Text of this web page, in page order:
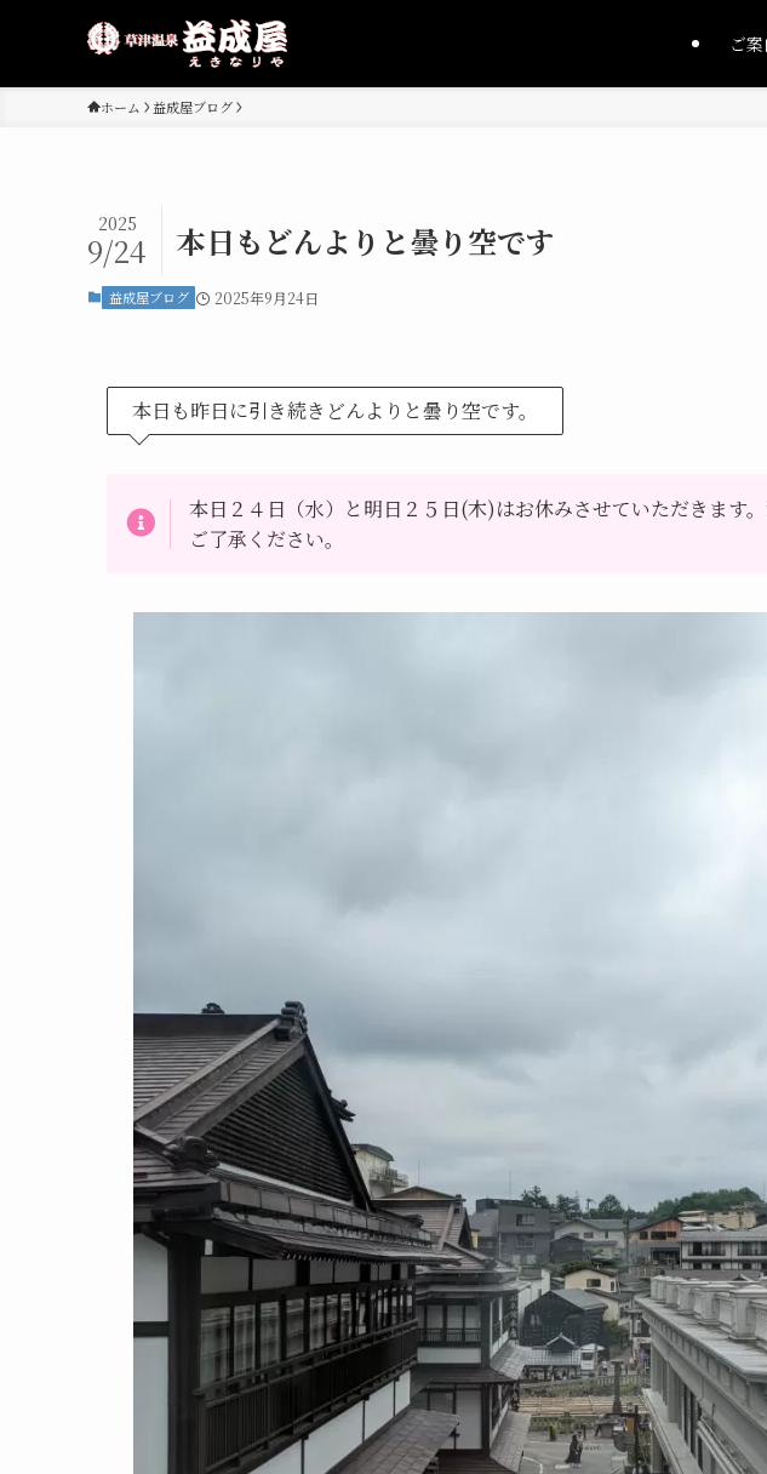
ご
ホーム 益成屋ブログ
本日もどんよりと曇り空です
2025
9/24
益成屋ブログ 2025年9月24日
本日も昨日に引き続きどんよりと曇り空です。
本日２４日（水）と明日２５日(木)はお休みさせていただきます
ご了承ください。